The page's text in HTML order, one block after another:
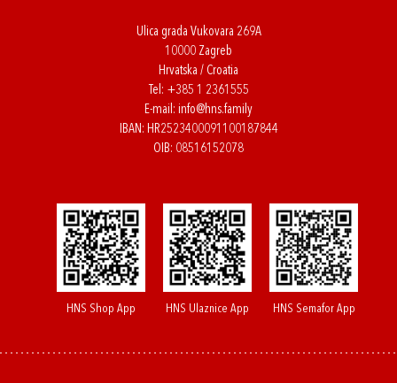
Ulica grada Vukovara 269A
10000 Zagreb
Hrvatska / Croatia
Tel: +385 1 2361555
E-mail: info@hns.family
IBAN: HR2523400091100187844
OIB: 08516152078
HNS Shop App HNS Ulaznice App HNS Semafor App